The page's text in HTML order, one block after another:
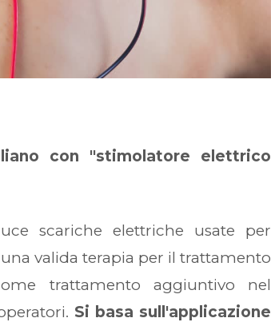
con "stimolatore elettrico
scariche elettriche usate per
valida terapia per il trattamento
trattamento aggiuntivo nel
Si basa sull'applicazione